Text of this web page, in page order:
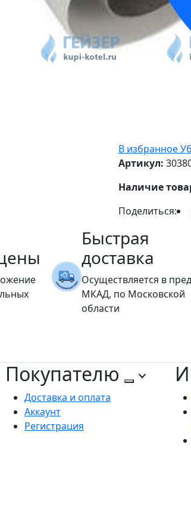
В избранное
Артикул:
Наличие
Поделиться:
Быстрая
доставка
Осуществляется в
МКАД, по Московской
области
Покупателю
Доставка и оплата
Аккаунт
Регистрация